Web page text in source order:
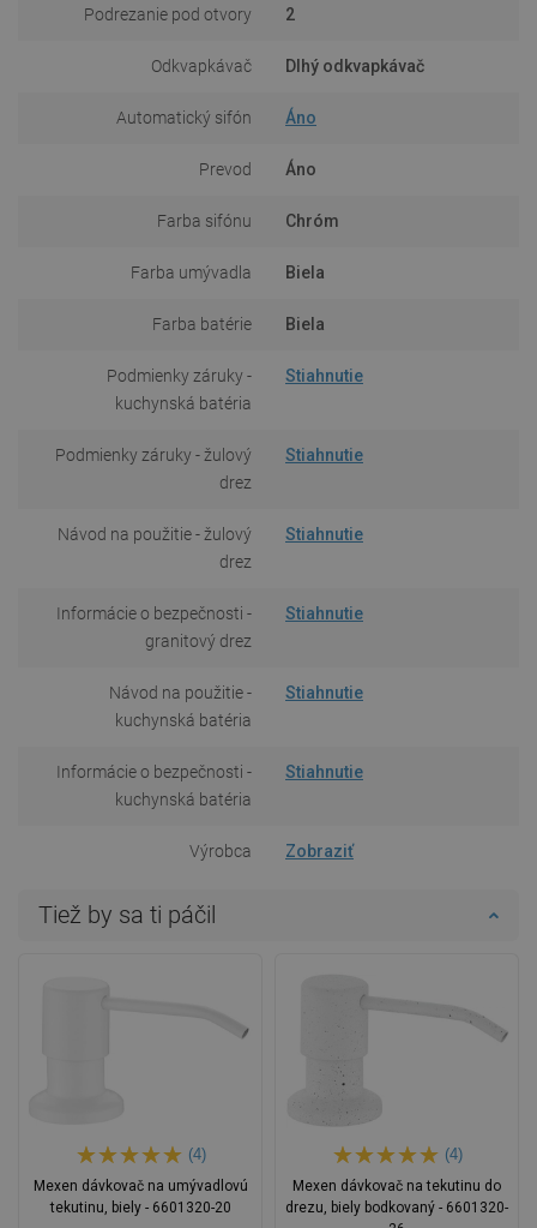
Podrezanie pod otvory 2
Odkvapkávač Dlhý odkvapkávač
Automatický sifón Áno
Prevod Áno
Farba sifónu Chróm
Farba umývadla Biela
Farba batérie Biela
Podmienky záruky -
kuchynská batéria
Stiahnutie
Podmienky záruky - žulový
drez
Stiahnutie
Návod na použitie - žulový
drez
Stiahnutie
Informácie o bezpečnosti -
granitový drez
Stiahnutie
Návod na použitie -
kuchynská batéria
Stiahnutie
Informácie o bezpečnosti -
kuchynská batéria
Stiahnutie
Výrobca Zobraziť
Tiež by sa ti páčil
(4)
Mexen dávkovač na umývadlovú
tekutinu, biely - 6601320-20
(4)
Mexen dávkovač na tekutinu do
drezu, biely bodkovaný - 6601320-